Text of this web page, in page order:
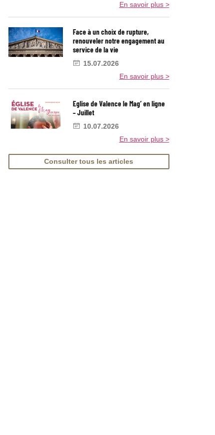
En savoir plus >
Face à un choix de rupture,
renouveler notre engagement au
service de la vie
15.07.2026
En savoir plus >
Eglise de Valence le Mag’ en ligne
– Juillet
10.07.2026
En savoir plus >
Consulter tous les articles